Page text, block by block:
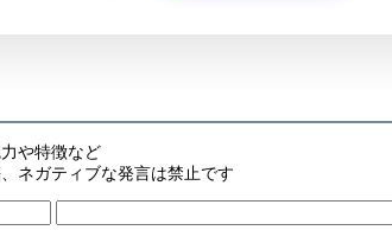
や特徴など
ネガティブな発言は禁止です